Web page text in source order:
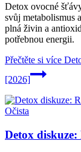
Detox ovocné
svůj metabolismus
plná živin a
potřebnou energii.
Přečtěte si více
[2026]
Očista
Detox diskuze: